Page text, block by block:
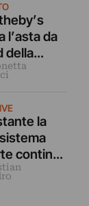
a
l’asta da
della
e tutte
opere che
fatto
la
continua
di